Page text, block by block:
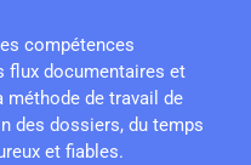
compétences
flux documentaires et
de travail de
des dossiers, du temps
et fiables.